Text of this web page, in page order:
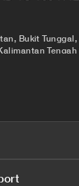
Bukit